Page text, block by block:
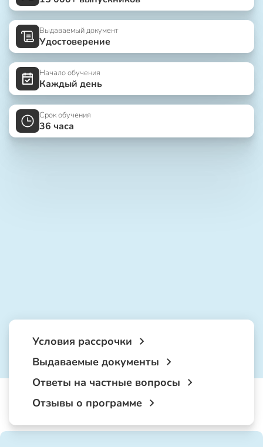
Выдаваемый документ
Удостоверение
Начало обучения
Каждый день
Срок обучения
36 часа
Условия рассрочки
Выдаваемые документы
Ответы на частные вопросы
Отзывы о программе